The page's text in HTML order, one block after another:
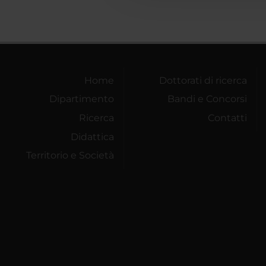
Home
Dipartimento
Ricerca
Didattica
Territorio e Società
Dottorati di ricerca
Bandi e Concorsi
Contatti